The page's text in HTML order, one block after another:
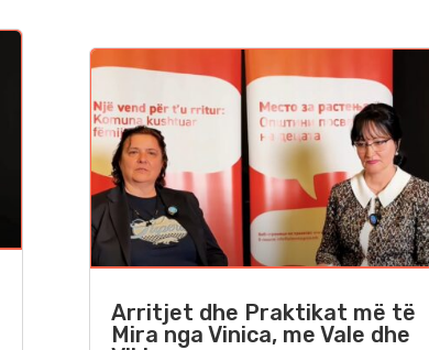
Arritjet dhe Praktikat më të
Mira nga Vinica, me Vale dhe